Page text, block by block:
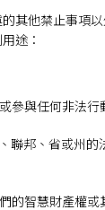
其他禁止事項
途：
參與任何非法行
聯邦、省或州的
的智慧財產權或